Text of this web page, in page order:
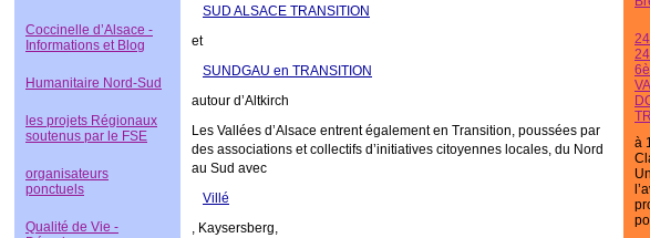
SUD ALSACE TRANSITION
et
SUNDGAU en TRANSITION
autour d’Altkirch
Les Vallées d’Alsace entrent également en Transition, poussées par
des associations et collectifs d’initiatives citoyennes locales, du Nord
au Sud avec
Villé
, Kaysersberg,
Coccinelle d’Alsace -
Informations et Blog
Humanitaire Nord-Sud
les projets Régionaux
soutenus par le FSE
organisateurs
ponctuels
Qualité de Vie -
à